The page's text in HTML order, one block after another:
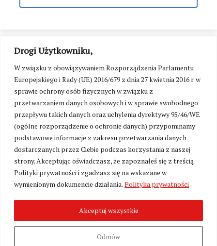
Drogi Użytkowniku,
W związku z obowiązywaniem Rozporządzenia Parlamentu
Europejskiego i Rady (UE) 2016/679 z dnia 27 kwietnia 2016 r. w
sprawie ochrony osób fizycznych w związku z
przetwarzaniem danych osobowych i w sprawie swobodnego
przepływu takich danych oraz uchylenia dyrektywy 95/46/WE
(ogólne rozporządzenie o ochronie danych) przypominamy
podstawowe informacje z zakresu przetwarzania danych
dostarczanych przez Ciebie podczas korzystania z naszej
strony. Akceptując oświadczasz, że zapoznałeś się z treścią
Polityki prywatności i zgadzasz się na wskazane w
wymienionym dokumencie działania. Polityka prywatności
Odmów
Akceptuj wszystkie
Zmień ustawienia cookies
2026. Wszelkie Prawa Zastrzeżone.
Polityka prywatności
Fundacja Wolność i Demokracja